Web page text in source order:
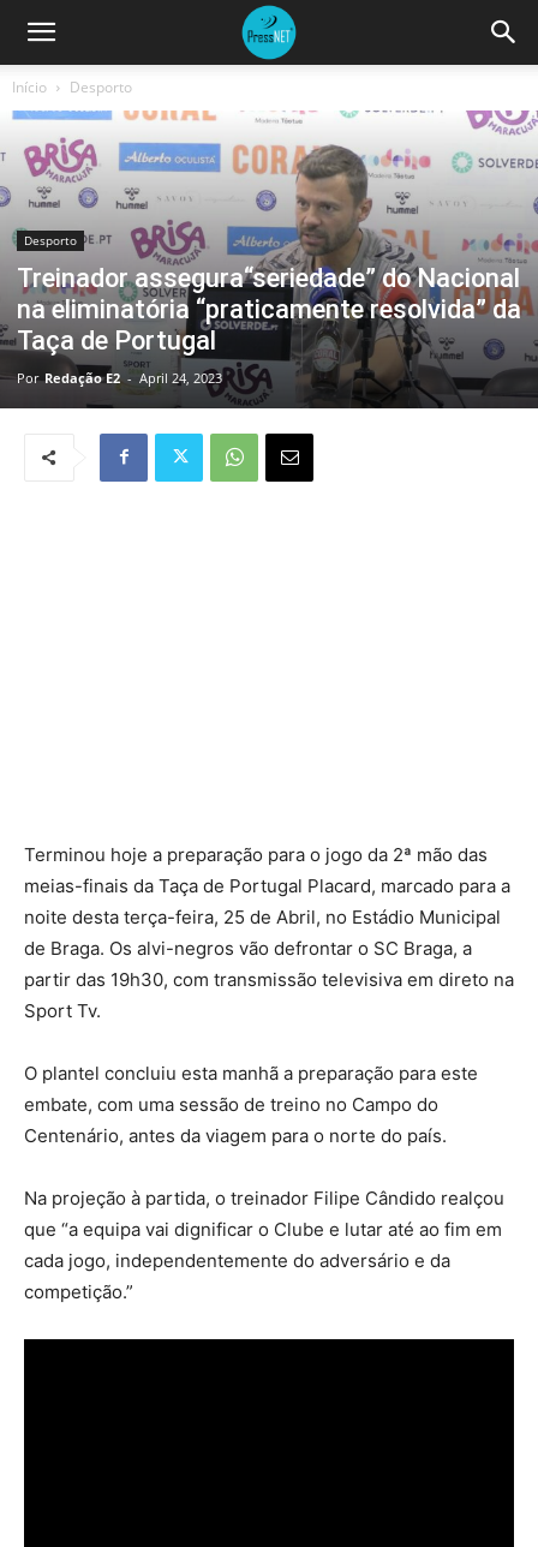
Início Desporto
Desporto
Treinador assegura“seriedade” do Nacional
na eliminatória “praticamente resolvida” da
Taça de Portugal
Por Redação E2 - April 24, 2023
Terminou hoje a preparação para o jogo da 2ª mão das
meias-finais da Taça de Portugal Placard, marcado para a
noite desta terça-feira, 25 de Abril, no Estádio Municipal
de Braga. Os alvi-negros vão defrontar o SC Braga, a
partir das 19h30, com transmissão televisiva em direto na
Sport Tv.
O plantel concluiu esta manhã a preparação para este
embate, com uma sessão de treino no Campo do
Centenário, antes da viagem para o norte do país.
Na projeção à partida, o treinador Filipe Cândido realçou
que “a equipa vai dignificar o Clube e lutar até ao fim em
cada jogo, independentemente do adversário e da
competição.”